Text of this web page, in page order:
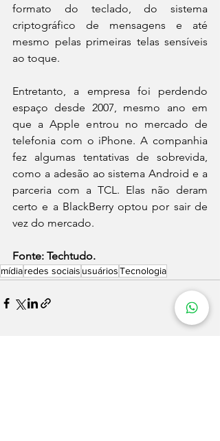
formato do teclado, do sistema
criptográfico de mensagens e até
mesmo pelas primeiras telas sensíveis
ao toque.
Entretanto, a empresa foi perdendo
espaço desde 2007, mesmo ano em
que a Apple entrou no mercado de
telefonia com o iPhone. A companhia
fez algumas tentativas de sobrevida,
como a adesão ao sistema Android e a
parceria com a TCL. Elas não deram
certo e a BlackBerry optou por sair de
vez do mercado.
Fonte: Techtudo.
mídiaredes sociais usuáriosTecnologia